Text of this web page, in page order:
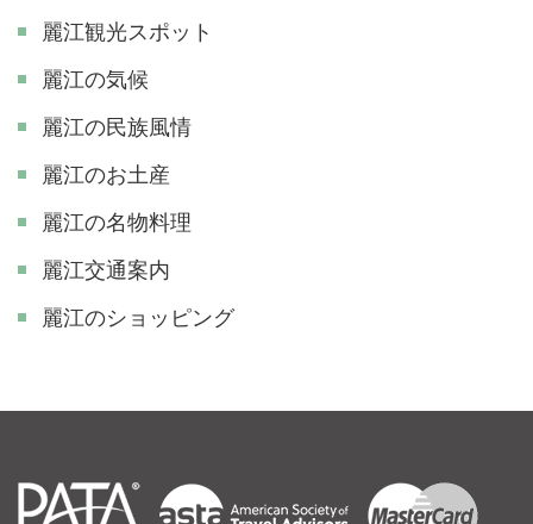
麗江観光スポット
麗江の気候
麗江の民族風情
麗江のお土産
麗江の名物料理
麗江交通案内
麗江のショッピング